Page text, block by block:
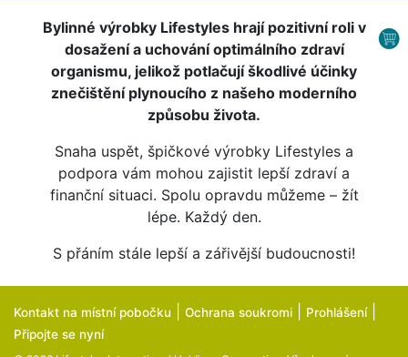
Bylinné výrobky Lifestyles hrají pozitivní roli v
dosažení a uchování optimálního zdraví
organismu, jelikož potlačují škodlivé účinky
znečištění plynoucího z našeho moderního
způsobu života.
Snaha uspět, špičkové výrobky Lifestyles a
podpora vám mohou zajistit lepší zdraví a
finanční situaci. Spolu opravdu můžeme – žít
lépe. Každý den.
S přáním stále lepší a zářivější budoucnosti!
Kontakt na místní pobočku Ochrana soukromi Prohlášení|
Připojte se nyní